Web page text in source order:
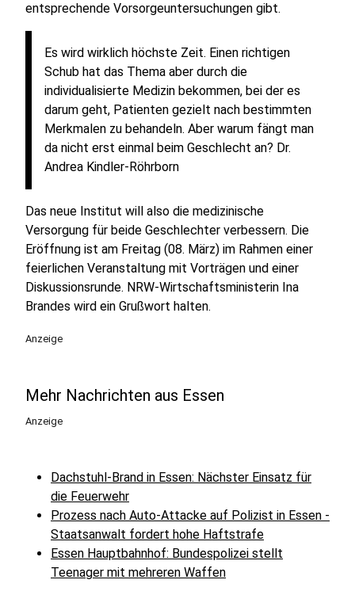
entsprechende Vorsorgeuntersuchungen gibt.
Es wird wirklich höchste Zeit. Einen richtigen
Schub hat das Thema aber durch die
individualisierte Medizin bekommen, bei der es
darum geht, Patienten gezielt nach bestimmten
Merkmalen zu behandeln. Aber warum fängt man
da nicht erst einmal beim Geschlecht an? Dr.
Andrea Kindler-Röhrborn
Das neue Institut will also die medizinische
Versorgung für beide Geschlechter verbessern. Die
Eröffnung ist am Freitag (08. März) im Rahmen einer
feierlichen Veranstaltung mit Vorträgen und einer
Diskussionsrunde. NRW-Wirtschaftsministerin Ina
Brandes wird ein Grußwort halten.
Anzeige
Mehr Nachrichten aus Essen
Anzeige
Dachstuhl-Brand in Essen: Nächster Einsatz für
die Feuerwehr
Prozess nach Auto-Attacke auf Polizist in Essen -
Staatsanwalt fordert hohe Haftstrafe
Essen Hauptbahnhof: Bundespolizei stellt
Teenager mit mehreren Waffen